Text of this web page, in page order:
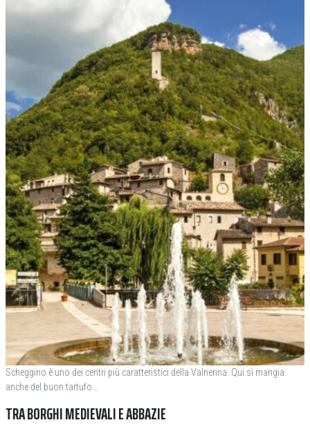
Scheggino è uno dei centri più caratteristici della Valnerina. Qui si mangia
anche del buon tartufo…
TRA BORGHI MEDIEVALI E ABBAZIE